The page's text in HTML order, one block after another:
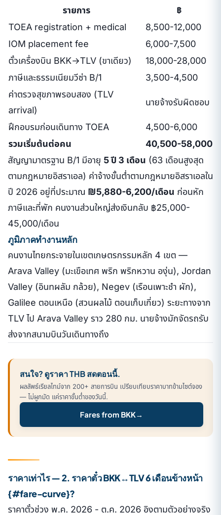
รายการ
฿
TOEA registration + medical
8,500-12,000
IOM placement fee
6,000-7,500
ตั๋วเครื่องบิน BKK→TLV (ขาเดียว)
18,000-28,000
ภาษีและธรรมเนียมวีซ่า B/1
3,500-4,500
ค่าตรวจสุขภาพรอบสอง (TLV
arrival)
นายจ้างรับผิดชอบ
ฝึกอบรมก่อนเดินทาง TOEA
4,500-6,000
รวมเริ่มต้นต่อคน
40,500-58,000
สัญญามาตรฐาน B/1 มีอายุ 5 ปี 3 เดือน (63 เดือนสูงสุด
ตามกฎหมายอิสราเอล) ค่าจ้างขั้นต่ำตามกฎหมายอิสราเอลใน
ปี 2026 อยู่ที่ประมาณ ₪5,880-6,200/เดือน ก่อนหัก
ภาษีและที่พัก คนงานส่วนใหญ่ส่งเงินกลับ ฿25,000-
45,000/เดือน
ภูมิภาคทำงานหลัก
คนงานไทยกระจายในเขตเกษตรกรรมหลัก 4 เขต —
Arava Valley (มะเขือเทศ พริก พริกหวาน องุ่น), Jordan
Valley (อินทผลัม กล้วย), Negev (เรือนเพาะชำ ผัก),
Galilee ตอนเหนือ (สวนผลไม้ ตอนเก็บเกี่ยว) ระยะทางจาก
TLV ไป Arava Valley ราว 280 กม. นายจ้างมักจัดรถรับ
ส่งจากสนามบินวันเดินทางถึง
สนใจ? ดูราคา THB สดตอนนี้.
ผลลัพธ์เรียลไทม์จาก 200+ สายการบิน เปรียบเทียบราคาบาทข้ามไซต์จอง
— ไม่ผูกมัด แค่ราคาขั้นต่ำของวันนี้.
Fares from BKK→
ราคาเท่าไร — 2. ราคาตั๋ว BKK↔TLV 6 เดือนข้างหน้า
{#fare-curve}?
ราคาตั๋วช่วง พ.ค. 2026 - ต.ค. 2026 อิงตามตัวอย่างจริง